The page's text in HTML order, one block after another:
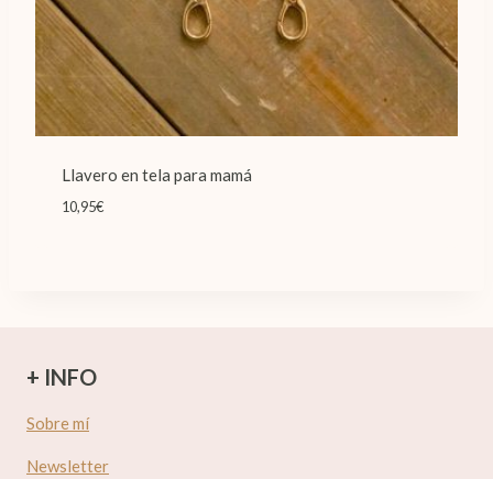
Llavero en tela para mamá
10,95€
+ INFO
Sobre mí
Newsletter